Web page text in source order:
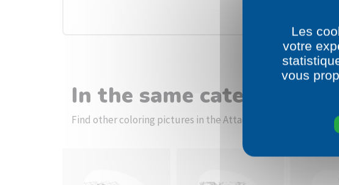
In the same category
Find other coloring pictures in the Attack on Titan category
Les
votre
vous